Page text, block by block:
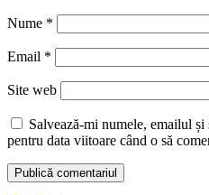
Nume *
Email *
Site web
Salvează-mi numele, emailul
pentru data viitoare când o să